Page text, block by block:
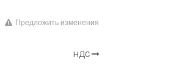
Предложить изменения
НДС